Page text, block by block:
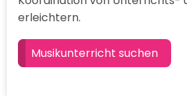
erleichtern.
Musikunterricht suchen